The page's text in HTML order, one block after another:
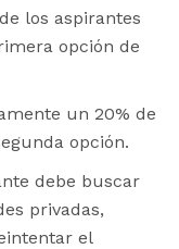
los aspirantes
opción de
un 20% de
opción.
debe buscar
privadas,
el